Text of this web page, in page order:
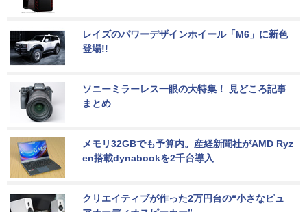
レイズのパワーデザインホイール「M6」に新色
登場!!
ソニーミラーレス一眼の大特集！ 見どころ記事
まとめ
メモリ32GBでも予算内。産経新聞社がAMD Ryz
en搭載dynabookを2千台導入
クリエイティブが作った2万円台の“小さなピュ